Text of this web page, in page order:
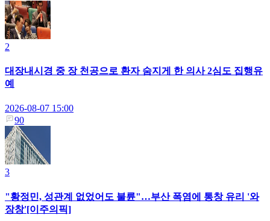
2
대장내시경 중 장 천공으로 환자 숨지게 한 의사 2심도 집행유
예
2026-08-07 15:00
90
3
"황정민, 성관계 없었어도 불륜"…부산 폭염에 통창 유리 '와
장창'[이주의픽]